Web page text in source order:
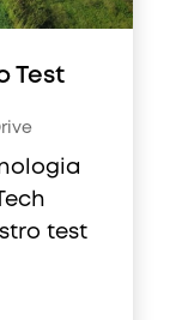
Test
test